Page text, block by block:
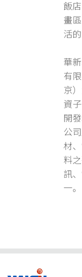
飯
畫
活
華
有
京
資
開
公
材
料
訊
一。